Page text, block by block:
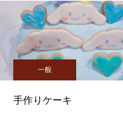
一般
手作りケーキ